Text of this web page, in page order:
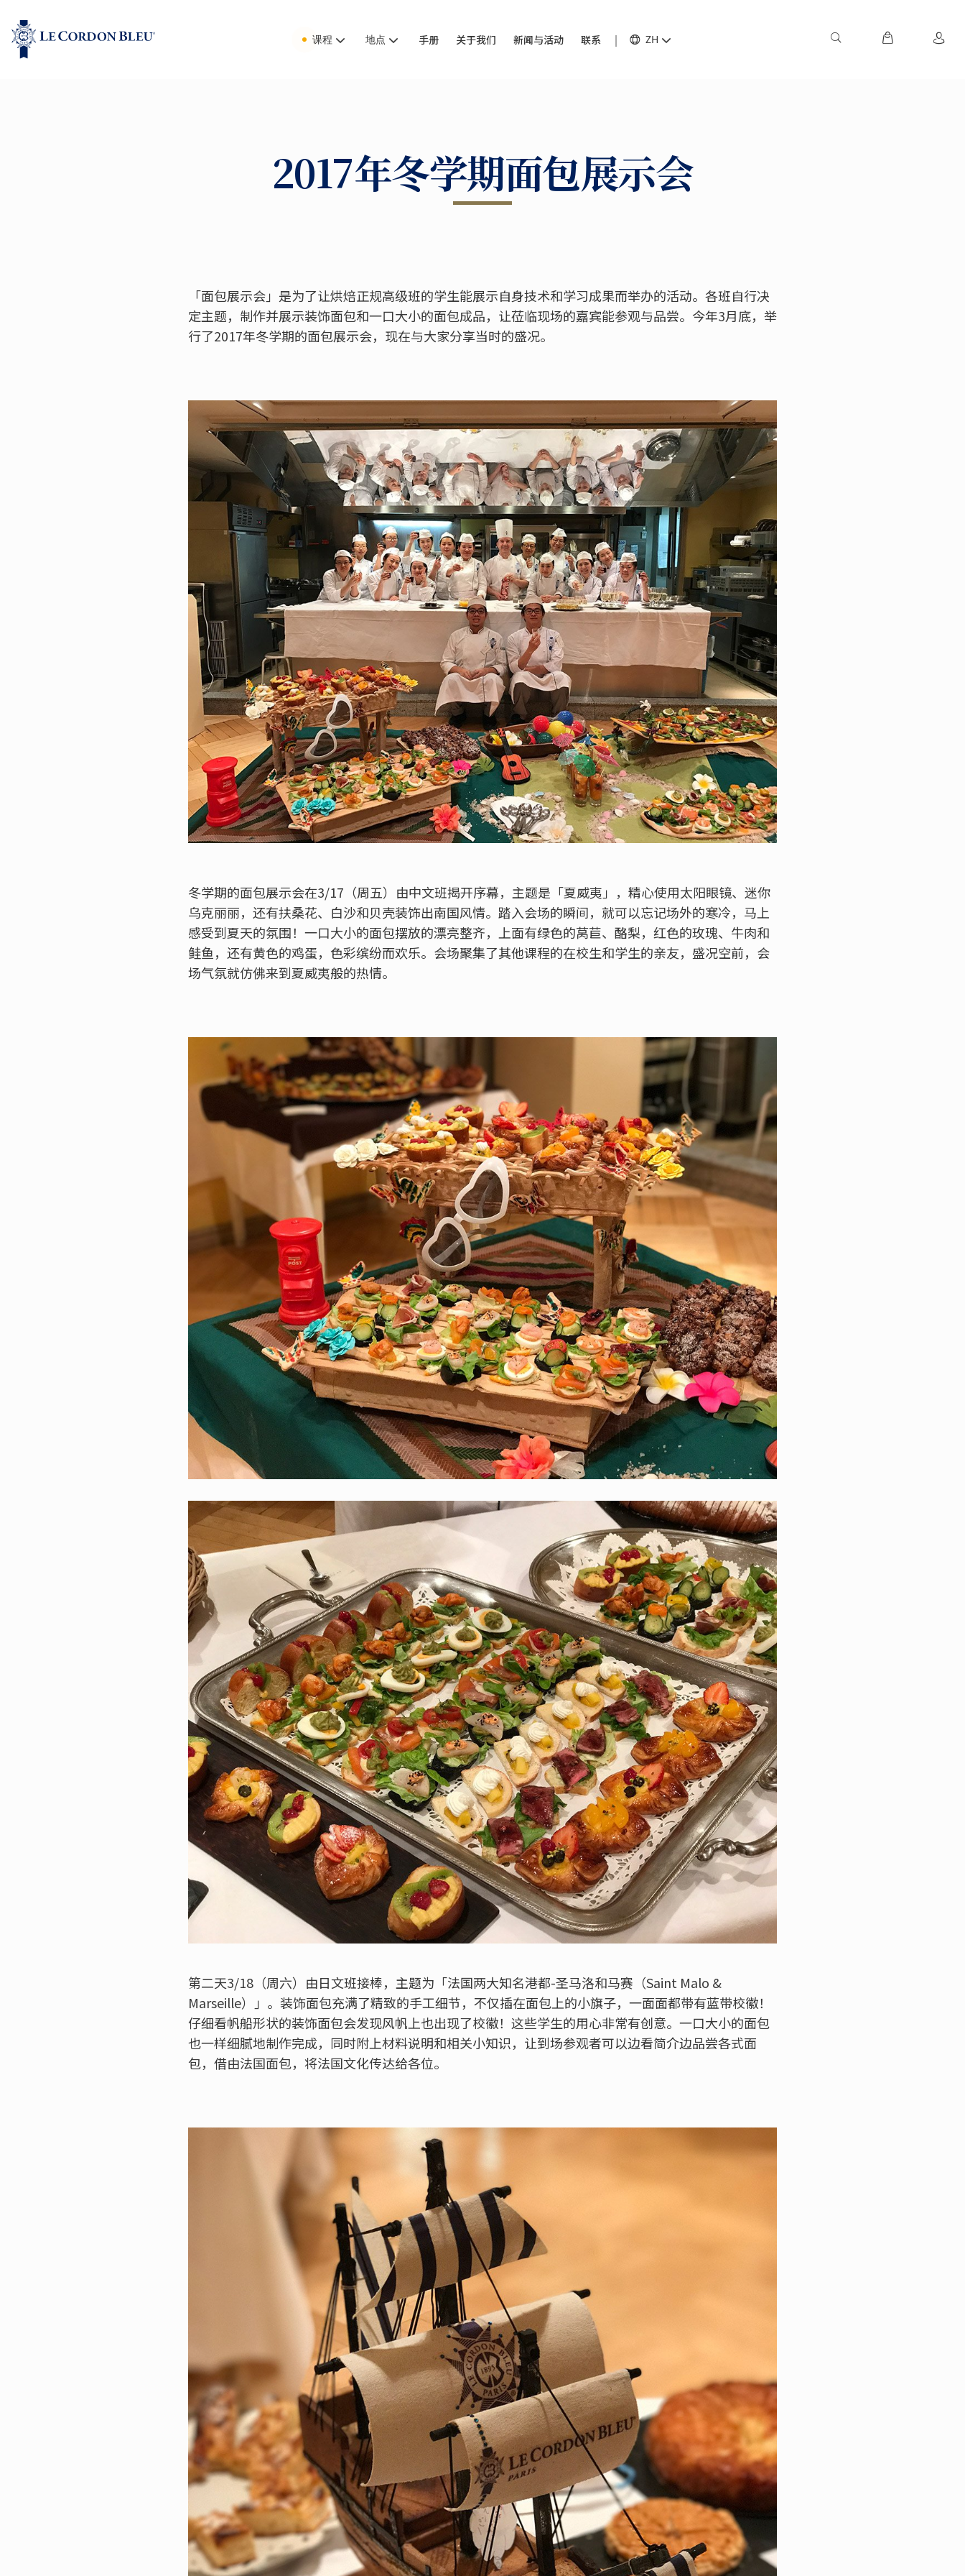
课程 地点 手册 关于我们 新闻与活动 联系 ZH
2017年冬学期面包展示会
「面包展示会」是为了让烘焙正规高级班的学生能展示自身技术和学习成果而举办的活动。各班自行决
定主题，制作并展示装饰面包和一口大小的面包成品，让莅临现场的嘉宾能参观与品尝。今年3月底，举
行了2017年冬学期的面包展示会，现在与大家分享当时的盛况。
冬学期的面包展示会在3/17（周五）由中文班揭开序幕，主题是「夏威夷」，精心使用太阳眼镜、迷你
乌克丽丽，还有扶桑花、白沙和贝壳装饰出南国风情。踏入会场的瞬间，就可以忘记场外的寒冷，马上
感受到夏天的氛围！一口大小的面包摆放的漂亮整齐，上面有绿色的莴苣、酪梨，红色的玫瑰、牛肉和
鲑鱼，还有黄色的鸡蛋，色彩缤纷而欢乐。会场聚集了其他课程的在校生和学生的亲友，盛况空前，会
场气氛就仿佛来到夏威夷般的热情。
第二天3/18（周六）由日文班接棒，主题为「法国两大知名港都-圣马洛和马赛（Saint Malo &
Marseille）」。装饰面包充满了精致的手工细节，不仅插在面包上的小旗子，一面面都带有蓝带校徽！
仔细看帆船形状的装饰面包会发现风帆上也出现了校徽！这些学生的用心非常有创意。一口大小的面包
也一样细腻地制作完成，同时附上材料说明和相关小知识，让到场参观者可以边看简介边品尝各式面
包，借由法国面包，将法国文化传达给各位。